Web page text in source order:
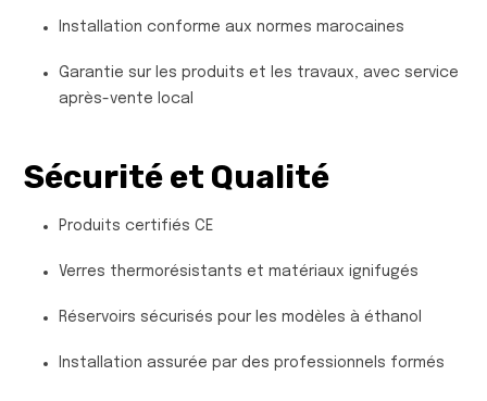
Installation conforme aux normes marocaines
Garantie sur les produits et les travaux, avec service
après-vente local
Sécurité et Qualité
Produits certifiés CE
Verres thermorésistants et matériaux ignifugés
Réservoirs sécurisés pour les modèles à éthanol
Installation assurée par des professionnels formés